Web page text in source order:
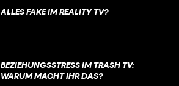
ALLES FAKE IM REALITY TV?
BEZIEHUNGSSTRESS IM TRASH TV:
WARUM MACHT IHR DAS?